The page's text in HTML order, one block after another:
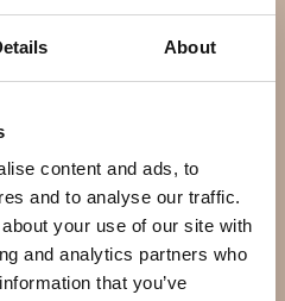
About
content and ads, to
and to analyse our traffic.
your use of our site with
and analytics partners who
that you’ve
og producerer luksusure.
Wildorf og Alfred Davis i
flyttede Wilsdorf og Davis
verdens top 100 globale
er den største
med en produktion af
estimerede omsætning i
$.